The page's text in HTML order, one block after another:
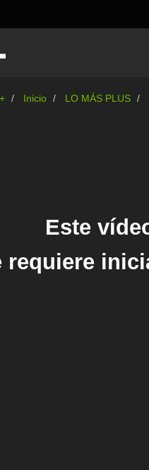
Inicio LO MÁS PLUS